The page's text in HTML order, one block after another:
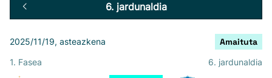
6. jardunaldia
2025/11/19, asteazkena Amaituta
1. Fasea 6. jardunaldia